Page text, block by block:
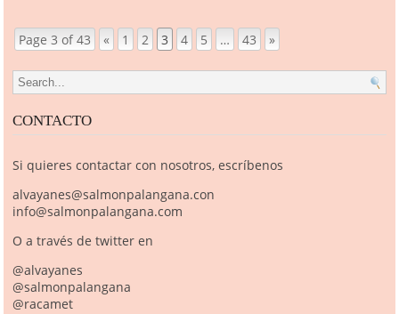
Page navigation
Page 3 of 43 « 1 2 3 4 5 … 43 »
Search for:
CONTACTO
Si quieres contactar con nosotros, escríbenos
alvayanes@salmonpalangana.con
info@salmonpalangana.com
O a través de twitter en
@alvayanes
@salmonpalangana
@racamet